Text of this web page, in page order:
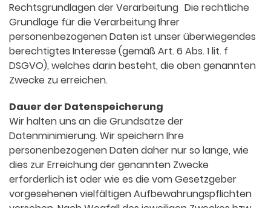
Rechtsgrundlagen der Verarbeitung Die rechtliche
Grundlage für die Verarbeitung Ihrer
personenbezogenen Daten ist unser überwiegendes
berechtigtes Interesse (gemäß Art. 6 Abs. 1 lit. f
DSGVO), welches darin besteht, die oben genannten
Zwecke zu erreichen.
Dauer der Datenspeicherung
Wir halten uns an die Grundsätze der
Datenminimierung. Wir speichern Ihre
personenbezogenen Daten daher nur so lange, wie
dies zur Erreichung der genannten Zwecke
erforderlich ist oder wie es die vom Gesetzgeber
vorgesehenen vielfältigen Aufbewahrungspflichten